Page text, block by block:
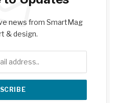
news from SmartMag
& design.